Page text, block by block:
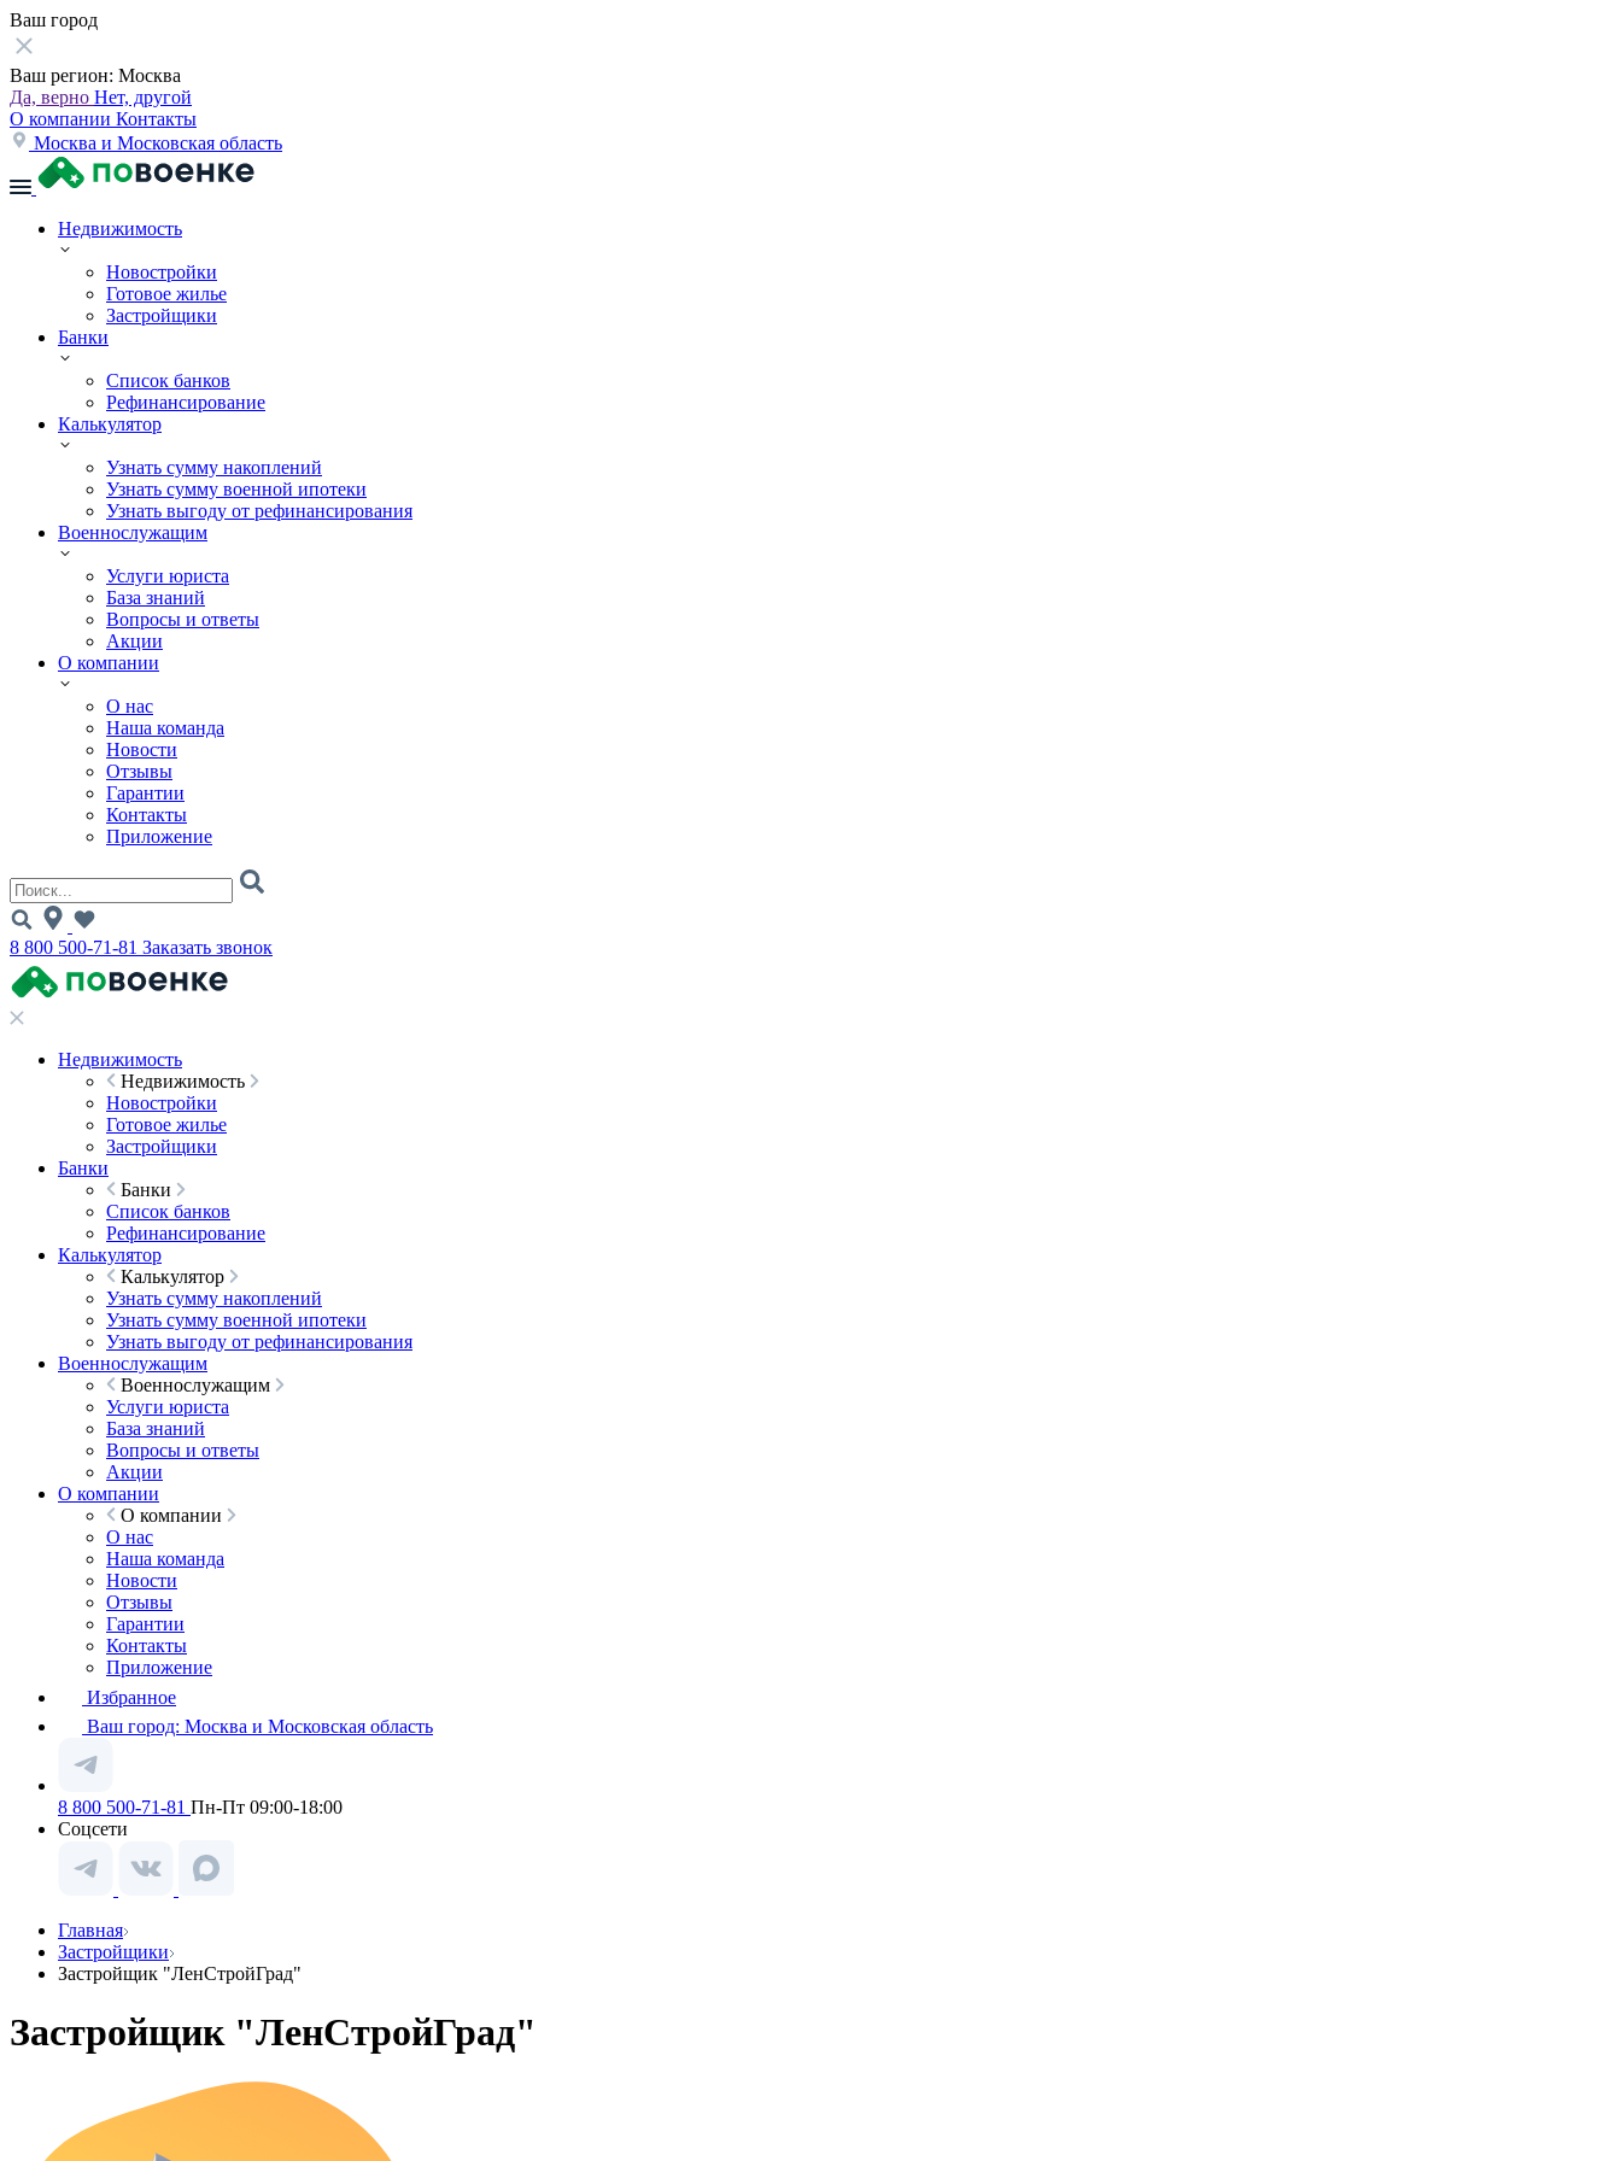
Ваш город
Ваш регион: Москва
Да, верно Нет, другой
О компании Контакты
Москва и Московская область
Недвижимость
Новостройки
Готовое жилье
Застройщики
Банки
Список банков
Рефинансирование
Калькулятор
Узнать сумму накоплений
Узнать сумму военной ипотеки
Узнать выгоду от рефинансирования
Военнослужащим
Услуги юриста
База знаний
Вопросы и ответы
Акции
О компании
О нас
Наша команда
Новости
Отзывы
Гарантии
Контакты
Приложение
8 800 500-71-81 Заказать звонок
Недвижимость
Недвижимость
Новостройки
Готовое жилье
Застройщики
Банки
Банки
Список банков
Рефинансирование
Калькулятор
Калькулятор
Узнать сумму накоплений
Узнать сумму военной ипотеки
Узнать выгоду от рефинансирования
Военнослужащим
Военнослужащим
Услуги юриста
База знаний
Вопросы и ответы
Акции
О компании
О компании
О нас
Наша команда
Новости
Отзывы
Гарантии
Контакты
Приложение
Избранное
Ваш город: Москва и Московская область
8 800 500-71-81 Пн-Пт 09:00-18:00
Соцсети
Главная
Застройщики
Застройщик "ЛенСтройГрад"
Застройщик "ЛенСтройГрад"